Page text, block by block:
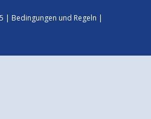
| Bedingungen und Regeln